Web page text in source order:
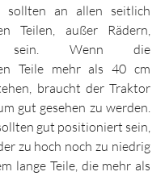
sollten an allen seitlich
Teilen, außer Rädern,
sein. Wenn die
Teile mehr als 40 cm
braucht der Traktor
gut gesehen zu werden.
gut positioniert sein,
zu hoch noch zu niedrig
lange Teile, die mehr als